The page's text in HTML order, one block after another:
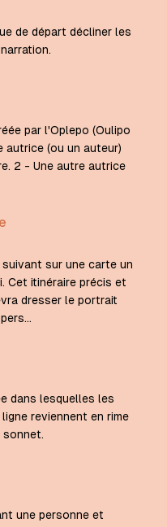
de départ décliner les
par l'Oplepo (Oulipo
autrice (ou un auteur)
2 - Une autre autrice
sur une carte un
Cet itinéraire précis et
dresser le portrait
dans lesquelles les
reviennent en rime
une personne et